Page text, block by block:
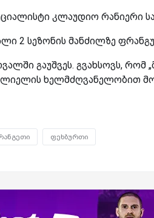
კლაუდიო რანიერი
2 სეზონის მანძილზე
გაუშვეს. გვახსოვს,
ხელმძღვანელობით
ფეხბურთი